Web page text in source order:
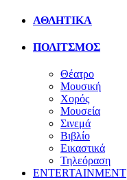
ΑΘΛΗΤΙΚΑ
ΠΟΛΙΤΣΜΟΣ
Θέατρο
Μουσική
Χορός
Μουσεία
Σινεμά
Βιβλίο
Εικαστικά
Τηλεόραση
ENTERTAINMENT